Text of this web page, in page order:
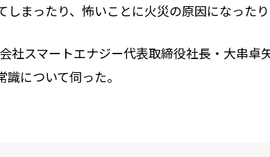
まったり、怖いことに火災の原因になったり
スマートエナジー代表取締役社長・大串卓
について伺った。